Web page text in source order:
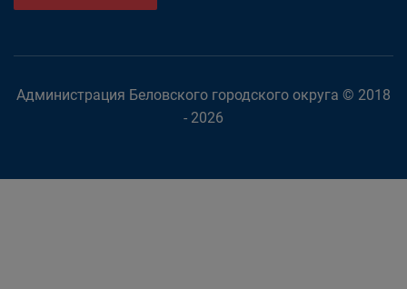
Администрация Беловского городского округа © 2018
- 2026